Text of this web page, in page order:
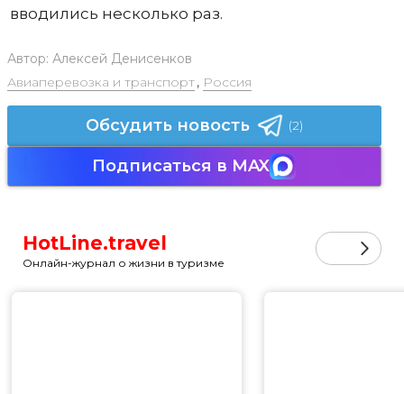
вводились несколько раз.
Автор: Алексей Денисенков
Авиаперевозка и транспорт, Россия
Обсудить новость (2)
Подписаться в MAX
HotLine.travel
Онлайн-журнал о жизни в туризме